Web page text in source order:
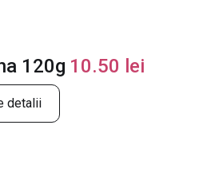
120g 10.50 lei
detalii